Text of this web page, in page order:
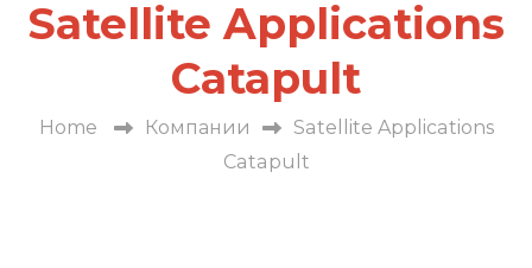
Satellite Applications
Catapult
Home Компании
Satellite Applications
Catapult